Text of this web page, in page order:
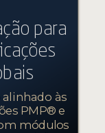
para
às
PMP® e
módulos